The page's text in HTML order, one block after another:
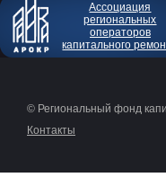
Ассоциация
региональных
операторов
капитального
© Региональный фонд
Контакты